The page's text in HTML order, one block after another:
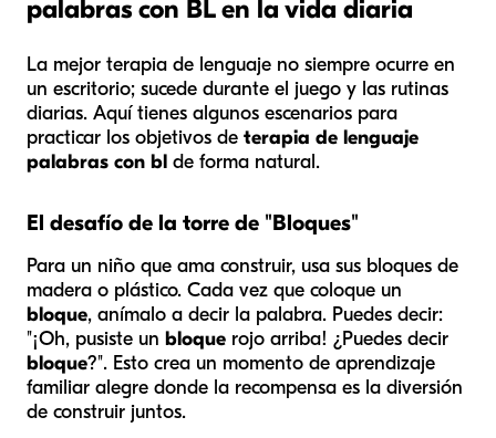
palabras con BL en la vida diaria
La mejor terapia de lenguaje no siempre ocurre en
un escritorio; sucede durante el juego y las rutinas
diarias. Aquí tienes algunos escenarios para
practicar los objetivos de terapia de lenguaje
palabras con bl de forma natural.
El desafío de la torre de "Bloques"
Para un niño que ama construir, usa sus bloques de
madera o plástico. Cada vez que coloque un
bloque, anímalo a decir la palabra. Puedes decir:
"¡Oh, pusiste un bloque rojo arriba! ¿Puedes decir
bloque?". Esto crea un momento de aprendizaje
familiar alegre donde la recompensa es la diversión
de construir juntos.